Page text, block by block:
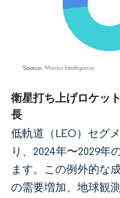
画像 © Mordor Intelligence
衛星打ち上げロケッ
長
低軌道（LEO）セグ
り、2024年〜2029年
ます。この例外的な
の需要増加、地球観